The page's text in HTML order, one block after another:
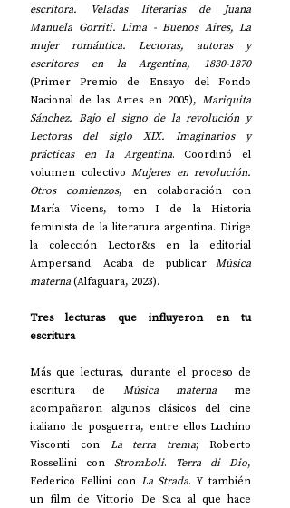
escritora. Veladas literarias de Juana
Manuela Gorriti. Lima - Buenos Aires, La
mujer romántica. Lectoras, autoras y
escritores en la Argentina, 1830-1870
(Primer Premio de Ensayo del Fondo
Nacional de las Artes en 2005), Mariquita
Sánchez. Bajo el signo de la revolución y
Lectoras del siglo XIX. Imaginarios y
prácticas en la Argentina. Coordinó el
volumen colectivo Mujeres en revolución.
Otros comienzos, en colaboración con
María Vicens, tomo I de la Historia
feminista de la literatura argentina. Dirige
la colección Lector&s en la editorial
Ampersand. Acaba de publicar Música
materna (Alfaguara, 2023).
Tres lecturas que influyeron en tu
escritura
Más que lecturas, durante el proceso de
escritura de Música materna me
acompañaron algunos clásicos del cine
italiano de posguerra, entre ellos Luchino
Visconti con La terra trema; Roberto
Rossellini con Stromboli. Terra di Dio,
Federico Fellini con La Strada. Y también
un film de Vittorio De Sica al que hace